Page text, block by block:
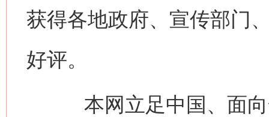
获得各地政府、宣传部门
好评。
本网立足中国、面向